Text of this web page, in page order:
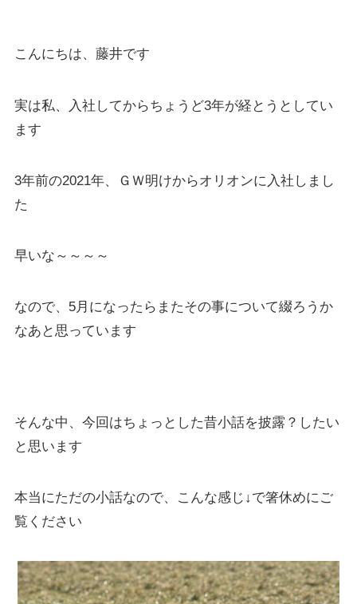
こんにちは、藤井です
実は私、入社してからちょうど3年が経とうとしてい
ます
3年前の2021年、ＧＷ明けからオリオンに入社しまし
た
早いな～～～～
なので、5月になったらまたその事について綴ろうか
なあと思っています
そんな中、今回はちょっとした昔小話を披露？したい
と思います
本当にただの小話なので、こんな感じ↓で箸休めにご
覧ください